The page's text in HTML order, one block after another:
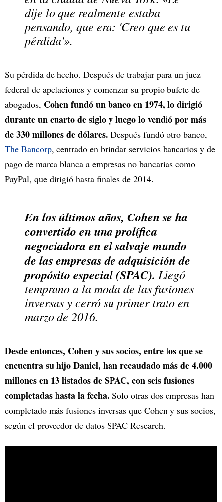
dije lo que realmente estaba
pensando, que era: 'Creo que es tu
pérdida'».
Su pérdida de hecho. Después de trabajar para un juez
federal de apelaciones y comenzar su propio bufete de
abogados, Cohen fundó un banco en 1974, lo dirigió
durante un cuarto de siglo y luego lo vendió por más
de 330 millones de dólares. Después fundó otro banco,
The Bancorp, centrado en brindar servicios bancarios y de
pago de marca blanca a empresas no bancarias como
PayPal, que dirigió hasta finales de 2014.
En los últimos años, Cohen se ha
convertido en una prolífica
negociadora en el salvaje mundo
de las empresas de adquisición de
propósito especial (SPAC). Llegó
temprano a la moda de las fusiones
inversas y cerró su primer trato en
marzo de 2016.
Desde entonces, Cohen y sus socios, entre los que se
encuentra su hijo Daniel, han recaudado más de 4.000
millones en 13 listados de SPAC, con seis fusiones
completadas hasta la fecha. Solo otras dos empresas han
completado más fusiones inversas que Cohen y sus socios,
según el proveedor de datos SPAC Research.